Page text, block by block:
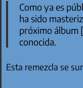
Como ya es
ha sido
próximo álbum
conocida.
Esta remezcla se